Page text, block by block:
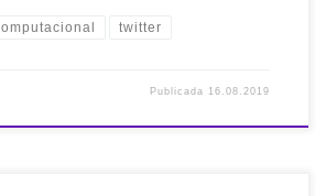
twitter
Publicada 16.08.2019